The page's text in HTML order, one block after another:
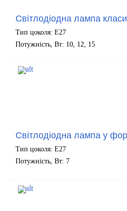
Світлодіодна лампа
Тип цоколя: Е27
Потужність, Вт: 10, 12, 15
Світлодіодна лампа у
Тип цоколя: Е27
Потужність, Вт: 7